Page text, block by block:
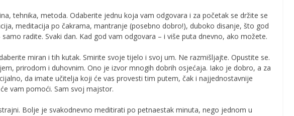
tehnika, metoda. Odaberite jednu koja vam odgovara i za početak se držite se
meditacija po čakrama, mantranje (posebno dobro!), duboko disanje, što god
radite. Svaki dan. Kad god vam odgovara – i više puta dnevno, ako možete.
miran i tih kutak. Smirite svoje tijelo i svoj um. Ne razmišljajte. Opustite se.
prirodom i duhovnim. Ono je izvor mnogih dobrih osjećaja. Iako je dobro, a za
da imate učitelja koji će vas provesti tim putem, čak i najjednostavnije
vam pomoći. Sam svoj majstor.
Bolje je svakodnevno meditirati po petnaestak minuta, nego jednom u